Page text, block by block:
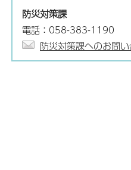
防災対策課
電話：058-383-1190
防災対策課へのお問